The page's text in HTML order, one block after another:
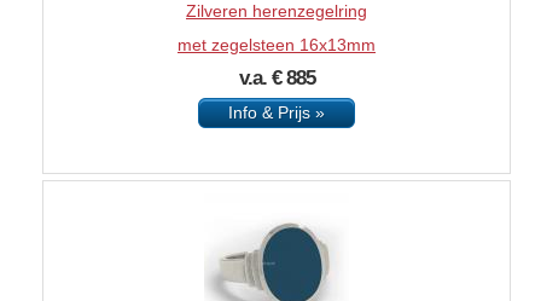
Zilveren herenzegelring
met zegelsteen 16x13mm
v.a. € 885
Info & Prijs »